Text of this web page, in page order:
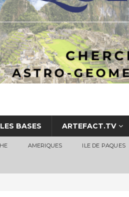
LES BASES ARTEFACT.TV
AMERIQUES ILE DE PAQUES